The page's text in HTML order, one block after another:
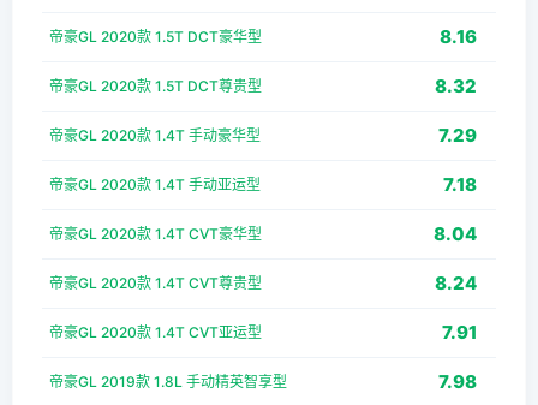
帝豪GL 2020款 1.5T DCT豪华型 8.16
帝豪GL 2020款 1.5T DCT尊贵型 8.32
帝豪GL 2020款 1.4T 手动豪华型 7.29
帝豪GL 2020款 1.4T 手动亚运型 7.18
帝豪GL 2020款 1.4T CVT豪华型 8.04
帝豪GL 2020款 1.4T CVT尊贵型 8.24
帝豪GL 2020款 1.4T CVT亚运型 7.91
帝豪GL 2019款 1.8L 手动精英智享型 7.98